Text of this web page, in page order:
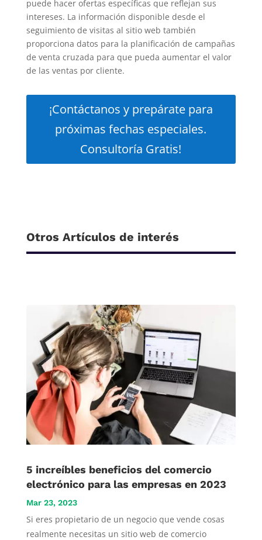
puede hacer ofertas específicas que reflejan sus
intereses. La información disponible desde el
seguimiento de visitas al sitio web también
proporciona datos para la planificación de campañas
de venta cruzada para que pueda aumentar el valor
de las ventas por cliente.
¡Contáctanos y prepárate para
próximas fechas especiales.
Consultoría Gratis!
Otros Artículos de interés
5 increíbles beneficios del comercio
electrónico para las empresas en 2023
Mar 23, 2023
Si eres propietario de un negocio que vende cosas
realmente necesitas un sitio web de comercio